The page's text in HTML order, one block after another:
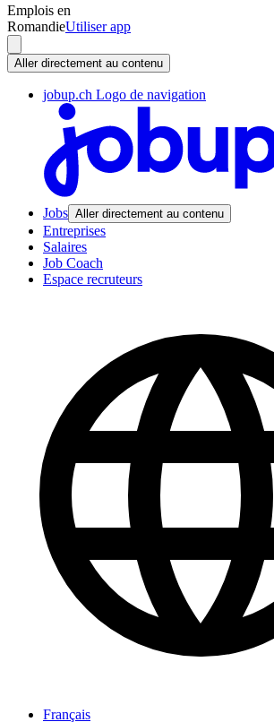
Emplois en
RomandieUtiliser app
Aller directement au contenu
jobup.ch Logo de navigation
Jobs Aller directement au contenu
Entreprises
Salaires
Job Coach
Espace recruteurs
Français